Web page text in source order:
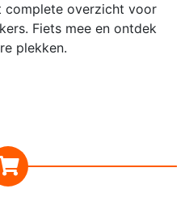
complete overzicht voor
Fiets mee en ontdek
plekken.